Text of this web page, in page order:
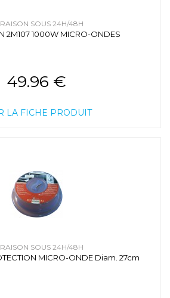
SOUS 24H/48H
2M107 1000W MICRO-ONDES
49.96 €
LA FICHE PRODUIT
SOUS 24H/48H
MICRO-ONDE Diam. 27cm